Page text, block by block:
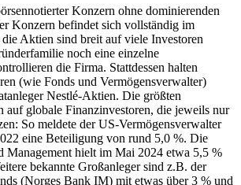
Konzern ohne dominierenden
Konzern befindet sich vollständig im
die Aktien sind breit auf viele Investoren
noch eine einzelne
die Firma. Stattdessen halten
(wie Fonds und Vermögensverwalter)
Nestlé-Aktien. Die größten
auf globale Finanzinvestoren, die jeweils nur
So meldete der US-Vermögensverwalter
eine Beteiligung von rund 5,0 %. Die
Management hielt im Mai 2024 etwa 5,5 %
bekannte Großanleger sind z.B. der
(Norges Bank IM) mit etwas über 3 % und